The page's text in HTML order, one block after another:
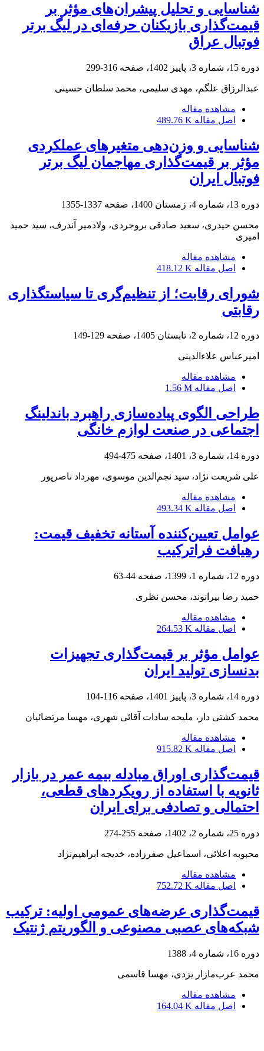
شناسایی و تحلیل پیشران‌های مؤثر بر
قیمت‌گذاری بازیکنان حرفه‌ای در لیگ برتر
فوتبال عراق
دوره 15، شماره 3، پاییز 1402، صفحه 316-299
عبدالرزاق علگم، مهدی سلیمی، محمد سلطان حسینی
مشاهده مقاله
اصل مقاله 489.76 K
شناسایی و وزن‌دهی متغیرهای عملکردی
مؤثر بر قیمت‌گذاری مهاجمان لیگ برتر
فوتبال ایران
دوره 13، شماره 4، زمستان 1400، صفحه 1337-1355
محسن حیدری، سعید صادقی بروجردی، ولادمیر آندرف، سید حمید
امیری
مشاهده مقاله
اصل مقاله 418.12 K
شورای رقابت؛ از تنظیم‌گری تا سیاستگذاری
رقابتی
دوره 12، شماره 2، تابستان 1405، صفحه 129-149
امیرعباس علاءالدینی
مشاهده مقاله
اصل مقاله 1.56 M
طراحی الگوی پیاده‌سازی راهبرد باندلینگ
اجتماعی در صنعت لوازم خانگی
دوره 14، شماره 3، 1401، صفحه 475-494
علی شریعت نژاد، سید نجم‌الدین موسوی، مهرداد ناصرپور
مشاهده مقاله
اصل مقاله 493.34 K
عوامل تعیین‌کننده آستانه تخفیف قیمت:
رهیافت فراترکیب
دوره 12، شماره 1، 1399، صفحه 44-63
حمید رضا بیرانوند، محسن نظری
مشاهده مقاله
اصل مقاله 264.53 K
عوامل مؤثر بر قیمت‌گذاری تجهیزات
بدنسازی تولید ایران
دوره 14، شماره 3، پاییز 1401، صفحه 116-104
محمد کشتی دار، ملیحه سادات آقائی شهری، مهسا مرتضائیان
مشاهده مقاله
اصل مقاله 915.82 K
قیمت‌گذاری اوراق مبادله بیمه عمر در بازار
ثانویه با استفاده از رویکردهای قطعی،
احتمالی و تصادفی برای ایران
دوره 25، شماره 2، 1402، صفحه 255-274
محبوبه اعلائی، اسماعیل صفرزاده، خدیجه ابراهیم‌نژاد
مشاهده مقاله
اصل مقاله 752.72 K
قیمت‌گذاری عرضه‌های عمومی اولیه: ترکیب
شبکه‌های عصبی مصنوعی و الگوریتم ژنتیک
دوره 16، شماره 4، 1388
محمد عرب‌مازار یزدی، مهسا قاسمی
مشاهده مقاله
اصل مقاله 164.04 K